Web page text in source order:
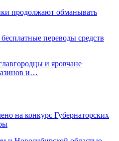
продолжают обманывать
переводы средств
и яровчане
и…
на конкурс Губернаторских